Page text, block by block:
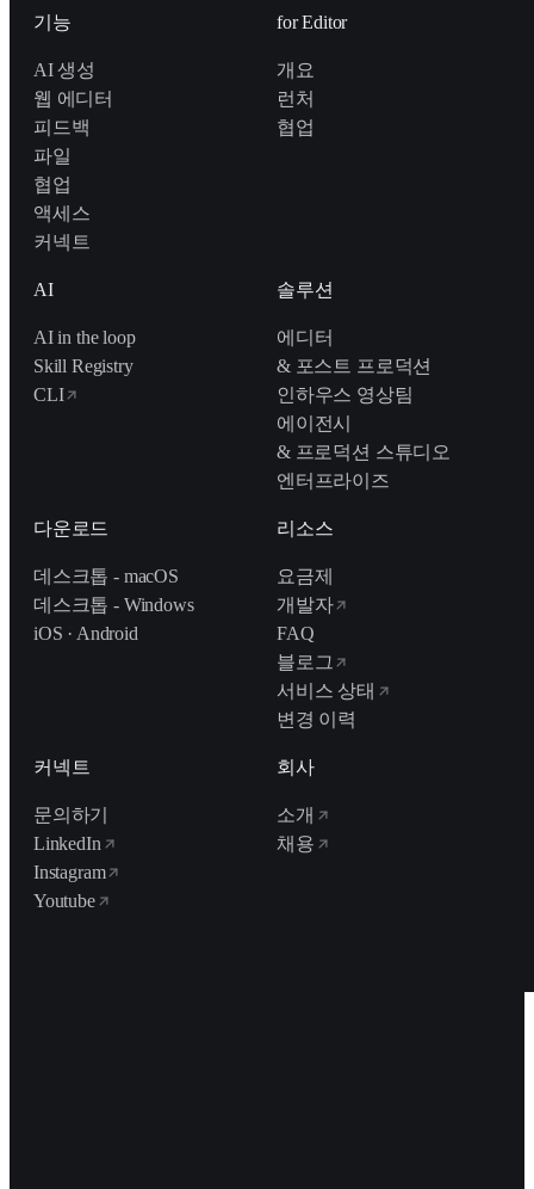
기능
AI 생성
웹 에디터
피드백
파일
협업
액세스
커넥트
for Editor
개요
런처
협업
AI
AI in the loop
Skill Registry
CLI
솔루션
에디터
& 포스트 프로덕션
인하우스 영상팀
에이전시
& 프로덕션 스튜디오
엔터프라이즈
다운로드
데스크톱 - macOS
데스크톱 - Windows
iOS · Android
리소스
요금제
개발자
FAQ
블로그
서비스 상태
변경 이력
커넥트
문의하기
LinkedIn
Instagram
Youtube
회사
소개
채용